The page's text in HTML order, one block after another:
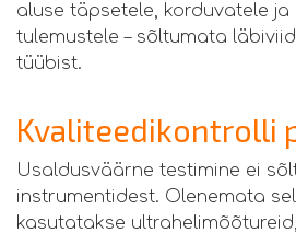
aluse täpsetele, korduvatele
tulemustele – sõltumata
tüübist.
Kvaliteedikontrolli
Usaldusväärne testimine ei
instrumentidest. Olenemata
kasutatakse